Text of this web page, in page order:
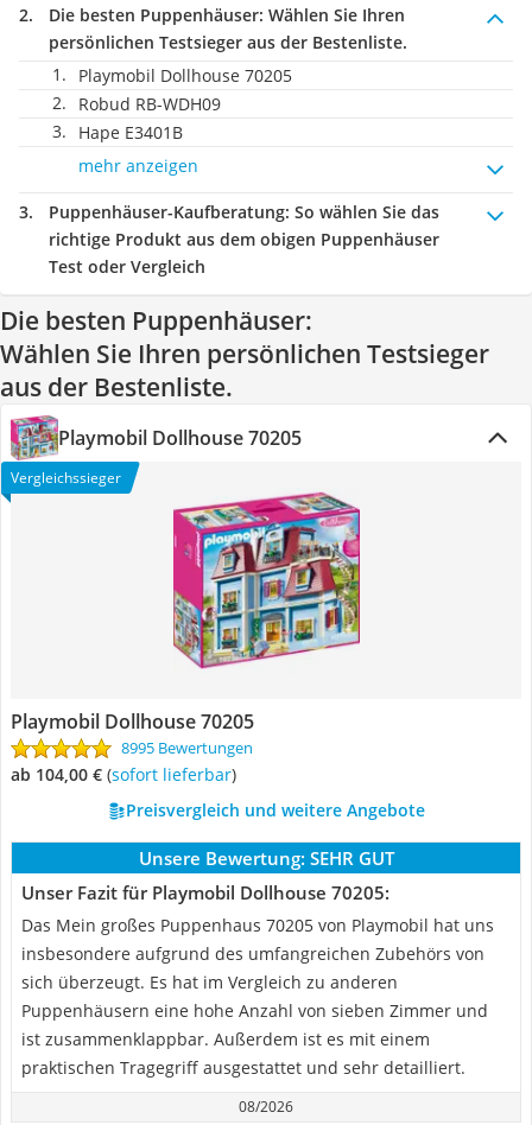
Die besten Puppenhäuser: Wählen Sie Ihren
persönlichen Testsieger aus der Bestenliste.
Playmobil Dollhouse 70205
Robud ‎RB-WDH09
Hape ‎E3401B
mehr anzeigen
Puppenhäuser-Kaufberatung: So wählen Sie das
richtige Produkt aus dem obigen Puppenhäuser
Test oder Vergleich
Die besten Puppenhäuser:
Wählen Sie Ihren persönlichen Testsieger
aus der Bestenliste.
Playmobil Dollhouse 70205
Vergleichssieger
Playmobil Dollhouse 70205
8995 Bewertungen
ab 104,00 € ( Sofort lieferbar)
Preisvergleich und weitere Angebote
Unsere Bewertung: SEHR GUT
Unser Fazit für Playmobil Dollhouse 70205:
Das Mein großes Puppenhaus 70205 von Playmobil hat uns
insbesondere aufgrund des umfangreichen Zubehörs von
sich überzeugt. Es hat im Vergleich zu anderen
Puppenhäusern eine hohe Anzahl von sieben Zimmer und
ist zusammenklappbar. Außerdem ist es mit einem
praktischen Tragegriff ausgestattet und sehr detailliert.
08/2026